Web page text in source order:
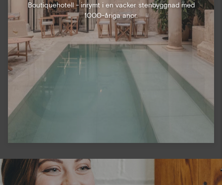
Boutiquehotell - inrymt i en vacker stenbyggnad med
1000-åriga anor.